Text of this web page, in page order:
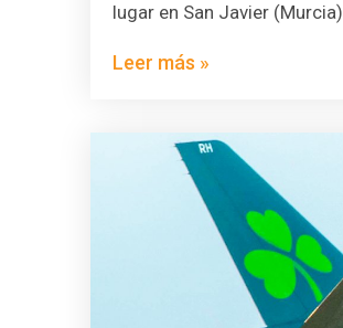
lugar en San Javier (Murcia)
Leer más »